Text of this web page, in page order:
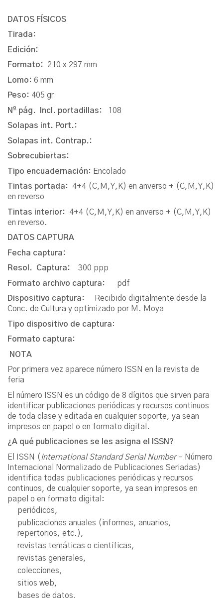
DATOS FÍSICOS
Tirada:
Edición:
Formato: 210 x 297 mm
Lomo: 6 mm
Peso: 405 gr
Nº pág. Incl. portadillas:
108
Solapas int. Port.:
Solapas int. Contrap.:
Sobrecubiertas:
Tipo encuadernación: Encolado
Tintas portada: 4+4 (C,M,Y,K) en anverso + (C,M,Y,K)
en reverso
Tintas interior: 4+4 (C,M,Y,K) en anverso + (C,M,Y,K)
en reverso.
DATOS CAPTURA
Fecha captura:
Resol. Captura: 300 ppp
Formato archivo captura: pdf
Dispositivo captura:
Recibido digitalmente desde la
Conc. de Cultura y optimizado por M. Moya
Tipo dispositivo de captura:
Formato captura:
NOTA
Por primera vez aparece número ISSN en la revista de
feria
El número ISSN es un código de 8 dígitos que sirven para
identificar publicaciones periódicas y recursos continuos
de toda clase y editada en cualquier soporte, ya sean
impresos en papel o en formato digital.
¿A qué publicaciones se les asigna el ISSN?
El ISSN ( International Standard Serial Number– Número
Internacional Normalizado de Publicaciones Seriadas)
identifica todas publicaciones periódicas y recursos
continuos, de cualquier soporte, ya sean impresos en
papel o en formato digital:
periódicos,
publicaciones anuales (informes, anuarios,
repertorios, etc.),
revistas temáticas o científicas,
revistas generales,
colecciones,
sitios web,
bases de datos,